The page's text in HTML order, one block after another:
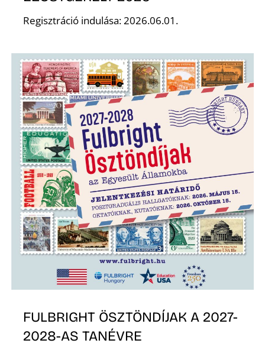
Regisztráció indulása: 2026.06.01.
FULBRIGHT ÖSZTÖNDÍJAK A 2027-
2028-AS TANÉVRE